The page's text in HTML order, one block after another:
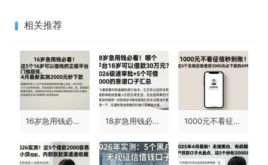
相关推荐
16岁急用钱必看！这5个16岁可以借钱的正规平台门槛超低，4月最新实测2000元秒下款 18岁急用钱必看！哪个平台18岁可以借款30万元？2026极速审批+5个可借7000的靠谱口子汇总 1000元不看征信秒到账！这5个无视征信借钱3000元必下款的APP，申请材料超简单